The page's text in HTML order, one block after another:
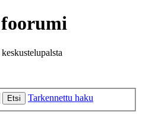
Etsi Tarkennettu haku